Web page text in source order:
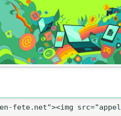
fete.net"><img